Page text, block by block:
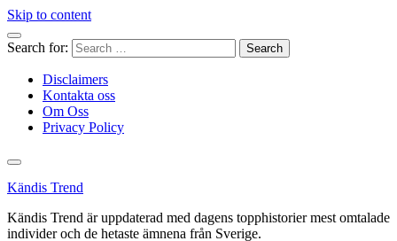
Skip to content
Search for:
Disclaimers
Kontakta oss
Om Oss
Privacy Policy
Kändis Trend
Kändis Trend är uppdaterad med dagens topphistorier mest omtalade
individer och de hetaste ämnena från Sverige.